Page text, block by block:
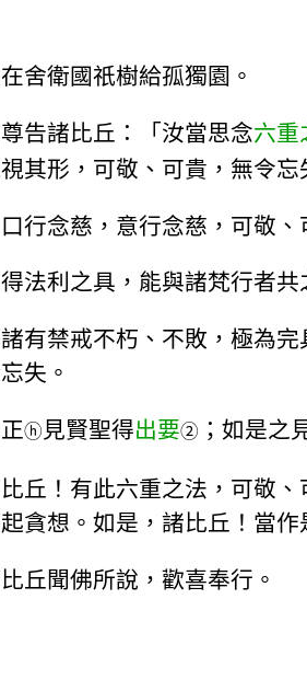
舍衛國祇樹給孤獨園。
告諸比丘：「汝當思念六重
其形，可敬、可貴，無令忘
口行念慈，意行念慈，可敬、
得法利之具，能與諸梵行者
諸有禁戒不朽、不敗，極為
失。
ⓗ 見賢聖得出要② ；如是之
比丘！有此六重之法，可敬
貪想。如是，諸比丘！當作
丘聞佛所說，歡喜奉行。